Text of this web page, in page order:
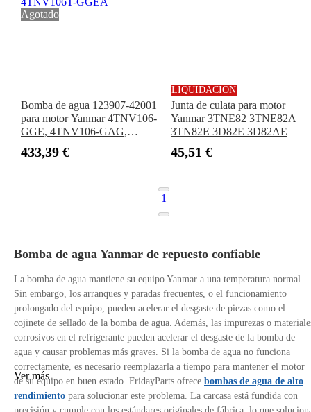
Agotado
Bomba de agua 123907-42001
para motor Yanmar 4TNV106-
GGE, 4TNV106-GAG,
4TNV106T-GGEA
433,39 €
LIQUIDACIÓN
Junta de culata para motor
Yanmar 3TNE82 3TNE82A
3TN82E 3D82E 3D82AE
45,51 €
1
Bomba de agua Yanmar de repuesto confiable
La bomba de agua mantiene su equipo Yanmar a una temperatura normal.
Sin embargo, los arranques y paradas frecuentes, o el funcionamiento
prolongado del equipo, pueden acelerar el desgaste de piezas como el
cojinete de sellado de la bomba de agua. Además, las impurezas o
corrosivos en el refrigerante pueden acelerar el desgaste de la bomba de
agua y causar problemas más graves. Si la bomba de agua no funciona
correctamente, es necesario reemplazarla a tiempo para mantener el motor
de su equipo en buen estado. FridayParts ofrece bombas de agua de alto
rendimiento para solucionar este problema. La carcasa está fundida con
Ver más